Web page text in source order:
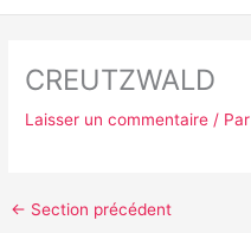
CREUTZWALD
Laisser un commentaire / Par
← Section précédent